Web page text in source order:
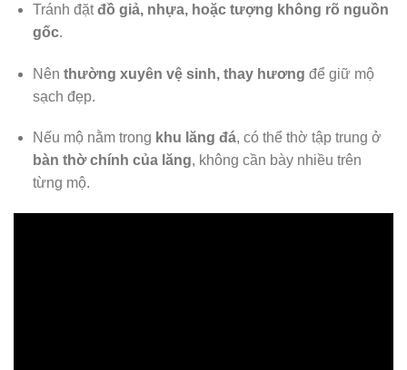
Tránh đặtđồ giả, nhựa, hoặc tượng không rõ nguồn
gốc.
Nên thường xuyên vệ sinh, thay hương để giữ mộ
sạch đẹp.
Nếu mộ nằm trong khu lăng đá, có thể thờ tập trung ở
bàn thờ chính của lăng, không cần bày nhiều trên
từng mộ.